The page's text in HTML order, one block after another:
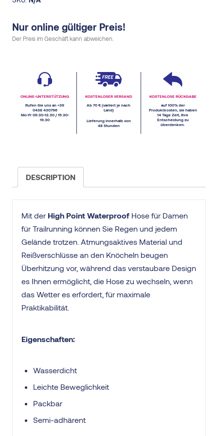
Nur online gültiger Preis!
Der Preis im Geschäft kann abweichen.
ONLINE-UNTERSTÜTZUNG
Rufen Sie uns an +39
0438 430796
Mo-Fr 09.30-12.30 / 15.30-
19.30
KOSTENLOSER VERSAND
Ab 70 € (variiert je nach
Land)
Lieferung innerhalb von
48 Stunden
KOSTENLOSE RÜCKGABE
auf 100% der
Produktkosten, sie haben
14 Tage Zeit, Ihre
Entscheidung zu
überdenken.
DESCRIPTION
Mit der High Point Waterproof Hose für Damen
für Trailrunning können Sie Regen und jedem
Gelände trotzen. Atmungsaktives Material und
Reißverschlüsse an den Knöcheln beugen
Überhitzung vor, während das verstaubare Design
es Ihnen ermöglicht, die Hose zu wechseln, wenn
das Wetter es erfordert, für maximale
Praktikabilität.
Eigenschaften:
Wasserdicht
Leichte Beweglichkeit
Packbar
Semi-adhärent